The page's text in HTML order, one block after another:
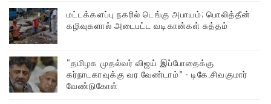
மட்டக்களப்பு நகரில் டெங்கு அபாயம்; பொலித்தீன்
கழிவுகளால் அடைபட்ட வடிகான்கள் சுத்தம்
“தமிழக முதல்வர் விஜய் இப்போதைக்கு
கர்நாடகாவுக்கு வர வேண்டாம்” - டிகே.சிவகுமார்
வேண்டுகோள்